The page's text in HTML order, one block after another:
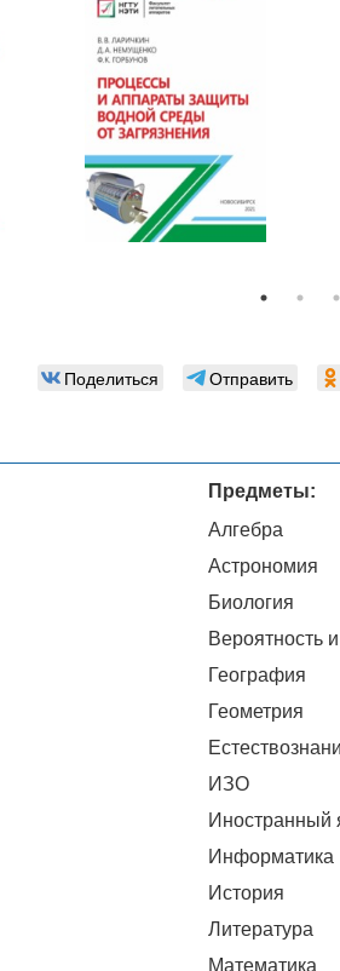
Поделиться Отправить
Предметы:
Алгебра
Астрономия
Биология
Вероятность
География
Геометрия
ИЗО
Иностранный
Информатика
История
Литература
Математика